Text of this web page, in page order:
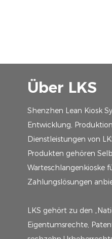
Über LKS
Shenzhen Lean Kiosk
Entwicklung,
Dienstleistungen von
Produkten gehören
Warteschlangenkioske
Zahlungslösungen
LKS gehört zu den
Eigentumsrechte,